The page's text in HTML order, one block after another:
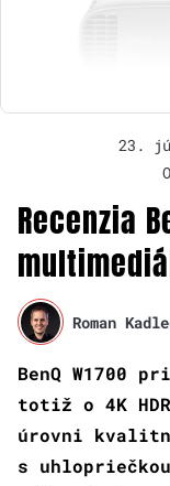
23.
Recenzia
Roman
BenQ W1700
totiž o 4K
úrovni
s